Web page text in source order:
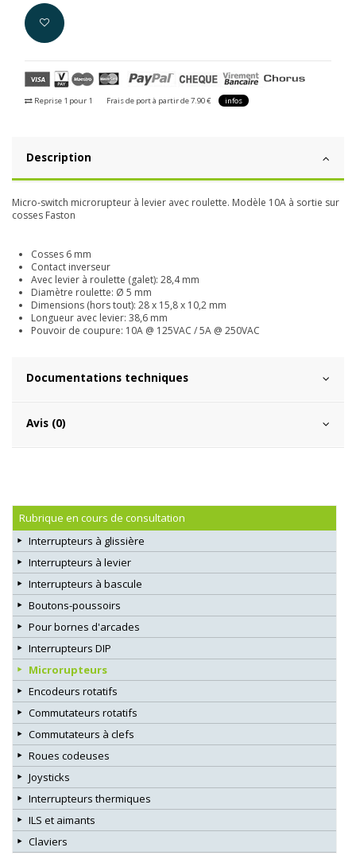
Reprise 1 pour 1 Frais de port à partir de 7.90 € infos
Description
Micro-switch microrupteur à levier avec roulette. Modèle 10A à sortie sur
cosses Faston
Cosses 6 mm
Contact inverseur
Avec levier à roulette (galet): 28,4 mm
Diamètre roulette: Ø 5 mm
Dimensions (hors tout): 28 x 15,8 x 10,2 mm
Longueur avec levier: 38,6 mm
Pouvoir de coupure: 10A @ 125VAC / 5A @ 250VAC
Documentations techniques
Avis (0)
Rubrique en cours de consultation
Interrupteurs à glissière
Interrupteurs à levier
Interrupteurs à bascule
Boutons-poussoirs
Pour bornes d'arcades
Interrupteurs DIP
Microrupteurs
Encodeurs rotatifs
Commutateurs rotatifs
Commutateurs à clefs
Roues codeuses
Joysticks
Interrupteurs thermiques
ILS et aimants
Claviers